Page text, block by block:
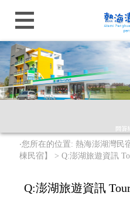
問答
‧您所在的位置: 熱海澎湖灣民
棟民宿】 > Q:澎湖旅遊資訊
Q:澎湖旅遊資訊